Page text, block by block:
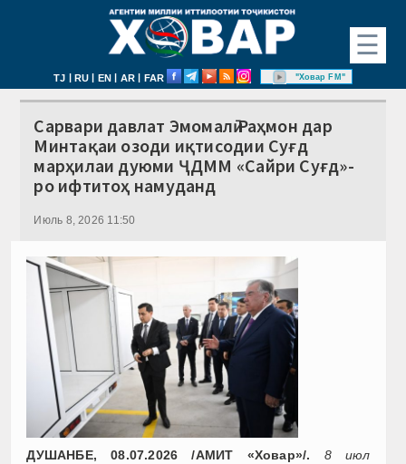
☰
TJ | RU | EN | AR | FAR "Ховар FM"
Сарвари давлат Эмомалӣ Раҳмон дар
Минтақаи озоди иқтисодии Суғд
марҳилаи дуюми ҶДММ «Сайри Суғд»-
ро ифтитоҳ намуданд
Июль 8, 2026 11:50
ДУШАНБЕ, 08.07.2026 /АМИТ «Ховар»/.
8 июл